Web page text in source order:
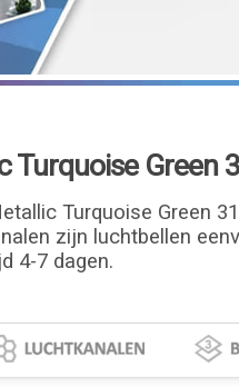
Turquoise Green
Turquoise Green
zijn luchtbellen
4-7 dagen.